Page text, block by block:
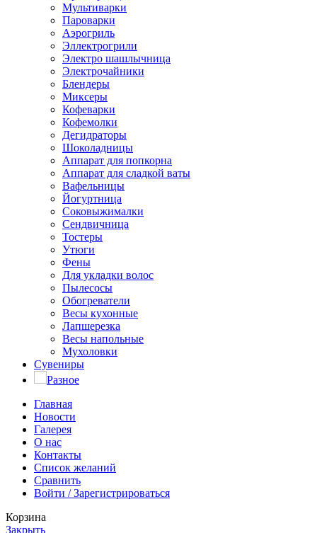
Мультиварки
Пароварки
Аэрогриль
Эллектрогрили
Электро шашлычница
Электрочайники
Блендеры
Миксеры
Кофеварки
Кофемолки
Дегидраторы
Шоколадницы
Аппарат для попкорна
Аппарат для сладкой ваты
Вафельницы
Йогуртница
Соковыжималки
Сендвичница
Тостеры
Утюги
Фены
Для укладки волос
Пылесосы
Обогреватели
Весы кухонные
Лапшерезка
Весы напольные
Мухоловки
Сувениры
Разное
Главная
Новости
Галерея
О нас
Контакты
Список желаний
Сравнить
Войти / Зарегистрироваться
Корзина
Закрыть